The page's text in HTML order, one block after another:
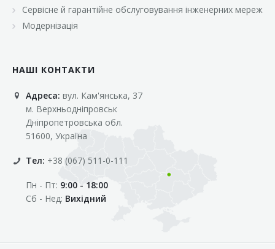
«Оптовичок»
«Свіжачок»
«Сільпо»
«Фора»
«Фреш»
«Фуршет»
«Цент»
Сервісне й гарантійне обслуговування інженерних мереж
Модернізація
НАШІ КОНТАКТИ
Адреса: вул. Кам'янська, 37
м. Верхньодніпровськ
Дніпропетровська обл.
51600, Україна
Тел: +38 (067) 511-0-111
Пн - Пт: 9:00 - 18:00
Сб - Нед: Вихідний